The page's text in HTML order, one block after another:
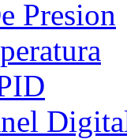
Presion